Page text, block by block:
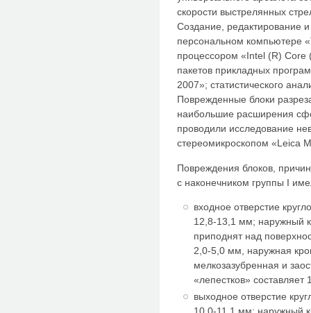
скорости выстрелянных
Создание, редактирование
персональном компьютере
процессором «Intel (R)
пакетов прикладных
2007»; статистического
Поврежденные блоки
наибольшие расширения
проводили исследование
стереомикроскопом «Leica
Повреждения блоков,
с наконечником группы I
входное отверстие
12,8-13,1 мм; наружный
приподнят над
2,0-5,0 мм, наружная
мелкозазубренная и
«лепестков»
выходное отверстие